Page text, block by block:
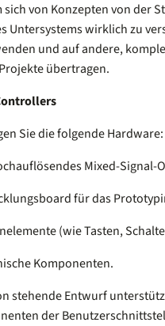
von Konzepten von der
Untersystems wirklich zu
und auf andere,
übertragen.
Sie die folgende Hardware:
Mixed-Signal-
für das
(wie Tasten,
Komponenten.
stehende Entwurf
der